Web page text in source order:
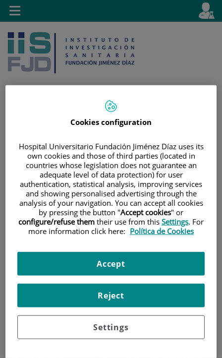
Jump to content
content
Active
en
Toggle
navigation
HOME|TRAINING AND EMPLOYMENT
|EMPLOYMENT OFFERS
Employment offers
Búsqueda de CANDIDATOS para contrato PFIS_AES 2019
PLAZO DE PRESENTACIÓN DE SOLICITUDES: hasta el 10 de Marzo de
2019.
Cookies configuration
Hospital Universitario Fundación Jiménez Díaz uses its
own cookies and those of third parties (located in
countries whose legislation does not guarantee an
adequate level of data protection) for user
authentication, statistical analysis, improving services
and showing personalised advertising through the
analysis of your navigation. You can accept all cookies
by pressing the button "Accept cookies" or
configure/refuse them their use from this Settings. For
more information click here: Política de Cookies
Settings
Reject
Accept